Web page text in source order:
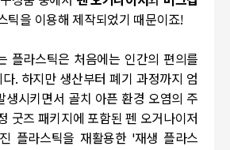
틱을 이용해 제작되었기 때문이죠!
플라스틱은 처음에는 인간의 편의를
. 하지만 생산부터 폐기 과정까지 엄
생시키면서 골치 아픈 환경 오염의 주
굿즈 패키지에 포함된 펜 오거나이저
플라스틱을 재활용한 '재생 플라스